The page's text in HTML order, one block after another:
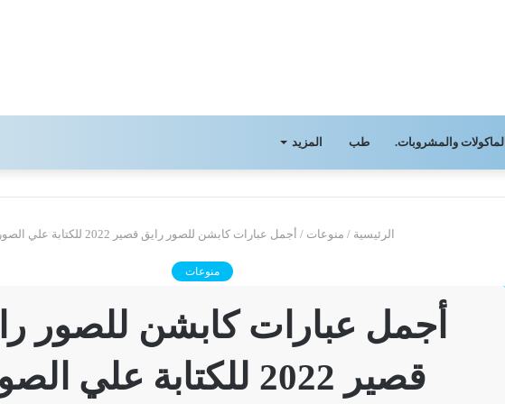
الماكولات والمشروبات. طب المزيد
الرئيسية / منوعات / أجمل عبارات كابشن للصور رايق قصير 2022 للكتابة علي الصور
منوعات
أجمل عبارات كابشن للصور
قصير 2022 للكتابة علي الصور